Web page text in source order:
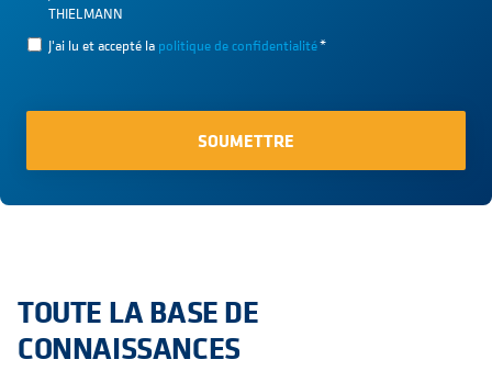
THIELMANN
J'ai lu et accepté la politique de confidentialité*
TOUTE LA BASE DE
CONNAISSANCES